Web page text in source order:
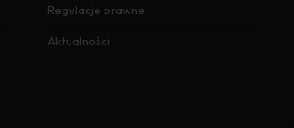
Regulacje prawne
Aktualności